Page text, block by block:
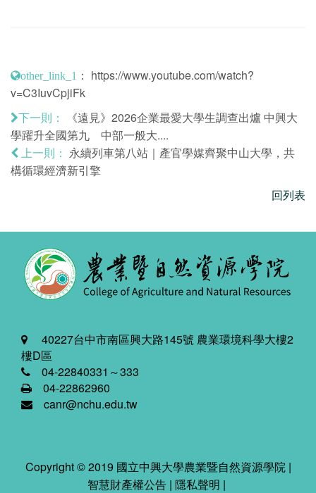
other_link_1 ： https://www.youtube.com/watch?
v=C3IuvCpjiFk
下一則：
《遠見》2026企業最愛大學生調查出爐 中興大
學躍升全國第九 中部一般大....
上一則：
永續列車第八站｜產官學媒齊聚中山大學，共
構循環經濟新引擎
回列表
40227台中市南區興大路145號 農業環境科學大樓2
樓D區
04-22840331～333
04-22862960
canr@nchu.edu.tw
Copyright © 2019 國立中興大學農業暨自然資源學院 |
智慧財產權公告 | 隱私聲明 |